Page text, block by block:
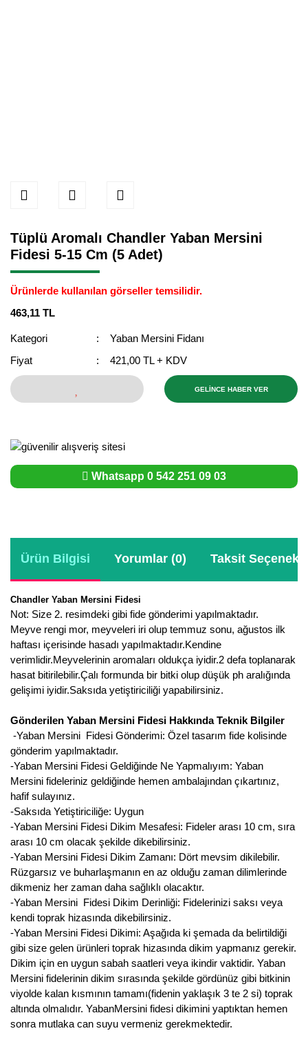
Tüplü Aromalı Chandler Yaban Mersini
Fidesi 5-15 Cm (5 Adet)
Ürünlerde kullanılan görseller temsilidir.
463,11 TL
Kategori
Yaban Mersini Fidanı
Fiyat
421,00 TL + KDV
GELİNCE HABER VER
Whatsapp 0 542 251 09 03
Ürün Bilgisi Yorumlar (0) Taksit
Chandler Yaban Mersini Fidesi
Not: Size 2. resimdeki gibi fide gönderimi yapılmaktadır.
Meyve rengi mor, meyveleri iri olup temmuz sonu, ağustos ilk
haftası içerisinde hasadı yapılmaktadır.Kendine
verimlidir.Meyvelerinin aromaları oldukça iyidir.2 defa toplanarak
hasat bitirilebilir.Çalı formunda bir bitki olup düşük ph aralığında
gelişimi iyidir.Saksıda yetiştiriciliği yapabilirsiniz.
Gönderilen Yaban Mersini Fidesi Hakkında Teknik Bilgiler
-Yaban Mersini Fidesi Gönderimi: Özel tasarım fide kolisinde
gönderim yapılmaktadır.
-Yaban Mersini Fidesi Geldiğinde Ne Yapmalıyım: Yaban
Mersini fideleriniz geldiğinde hemen ambalajından çıkartınız,
hafif sulayınız.
-Saksıda Yetiştiriciliğe: Uygun
-Yaban Mersini Fidesi Dikim Mesafesi: Fideler arası 10 cm, sıra
arası 10 cm olacak şekilde dikebilirsiniz.
-Yaban Mersini Fidesi Dikim Zamanı: Dört mevsim dikilebilir.
Rüzgarsız ve buharlaşmanın en az olduğu zaman dilimlerinde
dikmeniz her zaman daha sağlıklı olacaktır.
-Yaban Mersini Fidesi Dikim Derinliği: Fidelerinizi saksı veya
kendi toprak hizasında dikebilirsiniz.
-Yaban Mersini Fidesi Dikimi: Aşağıda ki şemada da belirtildiği
gibi size gelen ürünleri toprak hizasında dikim yapmanız gerekir.
Dikim için en uygun sabah saatleri veya ikindir vaktidir. Yaban
Mersini fidelerinin dikim sırasında şekilde gördünüz gibi bitkinin
viyolde kalan kısmının tamamı(fidenin yaklaşık 3 te 2 si) toprak
altında olmalıdır. YabanMersini fidesi dikimini yaptıktan hemen
sonra mutlaka can suyu vermeniz gerekmektedir.